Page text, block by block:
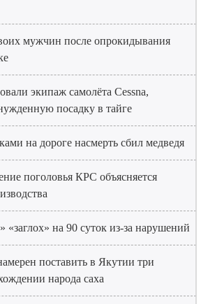
мужчин после опрокидывания
экипаж самолёта Cessna,
посадку в тайге
на дороге насмерть сбил медведя
поголовья КРС объясняется
«заглох» на 90 суток из-за нарушений
поставить в Якутии три
народа саха